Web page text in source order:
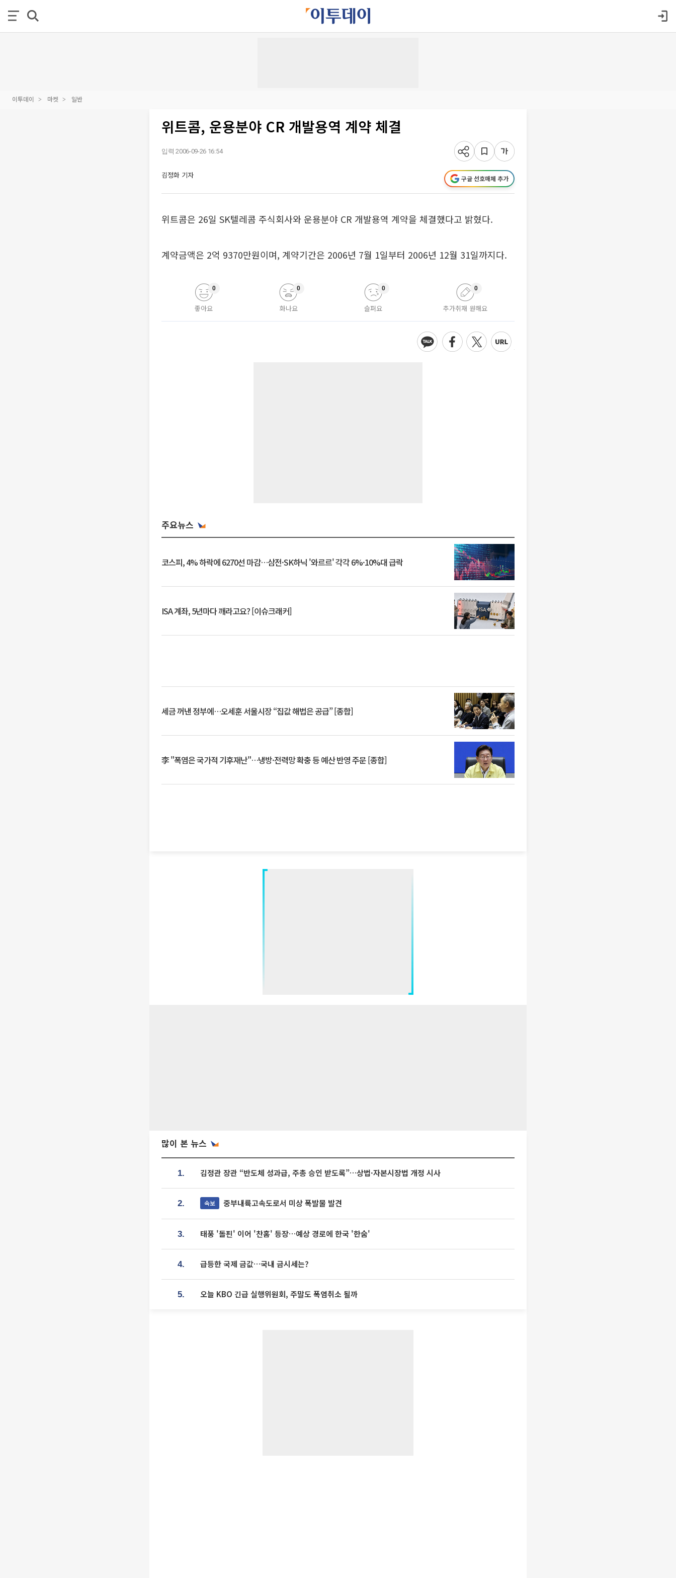
이투데이 마켓 일반
위트콤, 운용분야 CR 개발용역 계약 체결
입력 2006-09-26 16:54
김정화 기자 구글 선호매체 추가
위트콤은 26일 SK텔레콤 주식회사와 운용분야 CR 개발용역 계약을 체결했다고 밝혔다.
계약금액은 2억 9370만원이며, 계약기간은 2006년 7월 1일부터 2006년 12월 31일까지다.
좋아요
0
화나요
0
슬퍼요
0
추가취재 원해요
0
주요뉴스
코스피, 4% 하락에 6270선 마감…삼전·SK하닉 '와르르' 각각 6%·10%대 급락
ISA 계좌, 5년마다 깨라고요? [이슈크래커]
세금 꺼낸 정부에…오세훈 서울시장 “집값 해법은 공급” [종합]
李 "폭염은 국가적 기후재난"…냉방·전력망 확충 등 예산 반영 주문 [종합]
많이 본 뉴스
1. 김정관 장관 “반도체 성과급, 주총 승인 받도록”…상법·자본시장법 개정 시사
2. 속보 중부내륙고속도로서 미상 폭발물 발견
3. 태풍 '돌핀' 이어 '찬홈' 등장…예상 경로에 한국 '한숨'
4. 급등한 국제 금값…국내 금시세는?
5. 오늘 KBO 긴급 실행위원회, 주말도 폭염취소 될까